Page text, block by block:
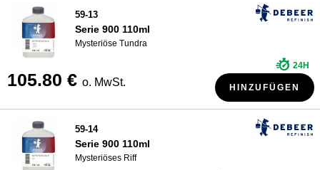
59-13
Serie 900 110ml
Mysteriöse Tundra
105.80 € o. MwSt.
24H
HINZUFÜGEN
59-14
Serie 900 110ml
Mysteriöses Riff